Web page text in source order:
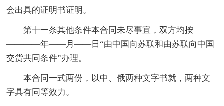
会出具的证明书证明。
第十一条其他条件本合同未尽事宜，双方均按
————年——月——日“由中国向苏联和由苏联向中国
交货共同条件”办理。
本合同一式两份，以中、俄两种文字书就，两种文
字具有同等效力。